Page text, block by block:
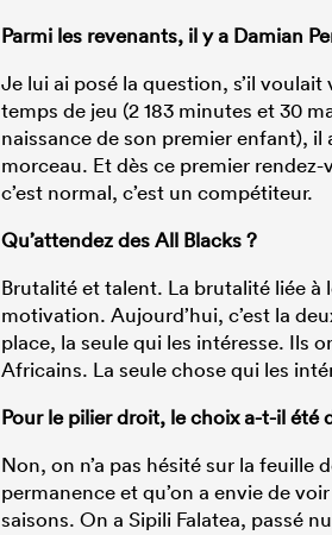
Parmi les revenants, il y a Damian
Je lui ai posé la question, s’il
temps de jeu (2 183 minutes et 30
naissance de son premier enfant), il
morceau. Et dès ce premier
c’est normal, c’est un compétiteur.
Qu’attendez des All Blacks ?
Brutalité et talent. La brutalité liée
motivation. Aujourd’hui, c’est la
place, la seule qui les intéresse. Ils
Africains. La seule chose qui les
Pour le pilier droit, le choix a-t-il été
Non, on n’a pas hésité sur la feuille
permanence et qu’on a envie de
saisons. On a Sipili Falatea, passé